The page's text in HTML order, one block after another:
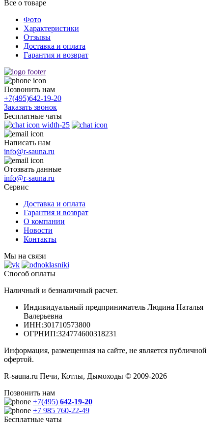
Все о товаре
Фото
Характеристики
Отзывы
Доставка и оплата
Гарантия и возврат
Позвонить нам
+7(495)642-19-20
Заказать звонок
Бесплатные чаты
Написать нам
info@r-sauna.ru
Отозвать данные
info@r-sauna.ru
Сервис
Доставка и оплата
Гарантия и возврат
О компании
Новости
Контакты
Мы на связи
Способ оплаты
Наличный и безналичный расчет.
Индивидуальный предприниматель Людина Наталья
Валерьевна
ИНН:301710573800
ОГРНИП:324774600318231
Информация, размещенная на сайте, не является публичной
офертой.
R-sauna.ru Печи, Котлы, Дымоходы © 2009-2026
Позвонить нам
+7(495) 642-19-20
+7 985 760-22-49
Бесплатные чаты